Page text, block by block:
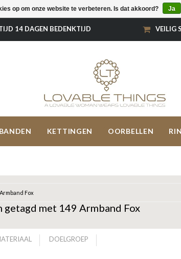
14 DAGEN BEDENKTIJD VEILIG
KETTINGEN OORBELLEN
Fox
getagd met 149 Armband Fox
DOELGROEP
op om onze website te verbeteren. Is dat akkoord? Ja